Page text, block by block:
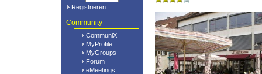
Registrieren
Community
CommuniX
MyProfile
MyGroups
Forum
eMeetings